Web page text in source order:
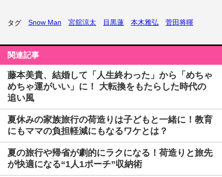
タグ Snow Man 宮舘涼太 目黒蓮 本木雅弘 菅田将暉
関連記事
藤本美貴、結婚して「人生終わった」から「めちゃ
めちゃ運がいい」に！ 大転換をもたらした時代の
追い風
夏休みの家族旅行の荷造りは子どもと一緒に！教育
にもママの負担軽減にもなるワケとは？
夏の旅行や帰省が劇的にラクになる！荷造りと旅先
が快適になる“1人1ポーチ”収納術